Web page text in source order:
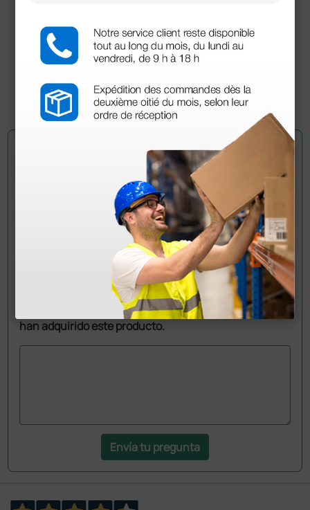
54,40 € 68,00 €
Pregúntale a un colega
¿Todavía tienes alguna duda? ¿Necesitas más
Envía ahora mismo tu pregunta a los colegas que ya
han adquirido este producto.
Envía tu pregunta